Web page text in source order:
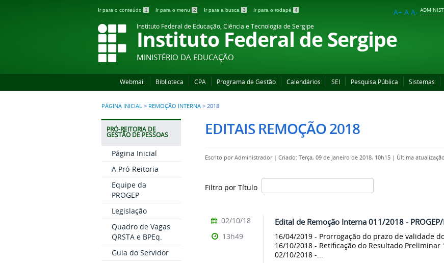
Ir para o conteúdo 1 Ir para o menu 2 Ir para a busca 3 Ir para o rodapé 4 A+ A A-
Instituto Federal de Educação, Ciência e Tecnologia de Sergipe
Instituto Federal de Sergipe
MINISTÉRIO DA EDUCAÇÃO
Webmail Biblioteca CPA Programa de Gestão Calendários SEI Pesquisa Pública Sistemas
PÁGINA INICIAL > REMOÇÃO INTERNA > 2018
PRÓ-REITORIA DE
GESTÃO DE PESSOAS
Página Inicial
A Pró-Reitoria
Equipe da
PROGEP
Legislação
Quadro de Vagas
QRSTA e BPEq.
Guia do Servidor
EDITAIS REMOÇÃO 2018
Escrito porAdministrador | Criado: Terça, 09 de Janeiro de 2018, 10h15 | Última
Filtro por Título
Edital de Remoção Interna 011/2018 - PROGEP/
16/04/2019 - Prorrogação do prazo de validade
16/10/2018 - Retificação do Resultado
02/10/2018 -...
02/10/18
13h49